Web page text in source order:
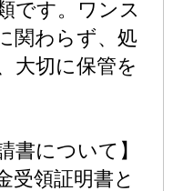
です。ワンス
関わらず、処
大切に保管を
書について】
受領証明書と